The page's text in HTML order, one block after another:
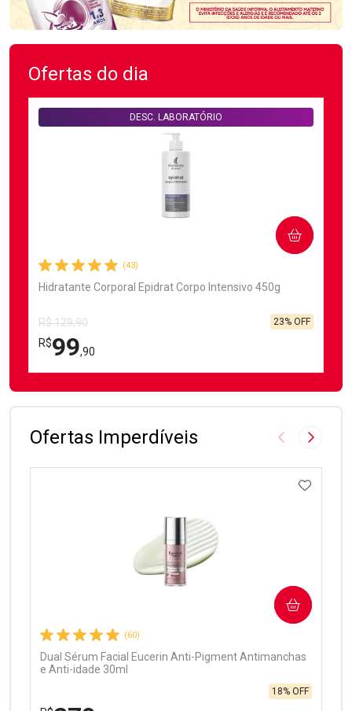
Ofertas do dia
(43)
Hidratante Corporal Epidrat Corpo Intensivo 450g
DESC. LABORATÓRIO
R$ 129,90
R$99,90
23% OFF
COMPRAR
FECHAR
FECHAR
Ofertas Imperdíveis Imagem
(60)
Dual Sérum Facial Eucerin Anti-Pigment Antimanchas
e Anti-idade 30ml
18% OFF
COMPRAR